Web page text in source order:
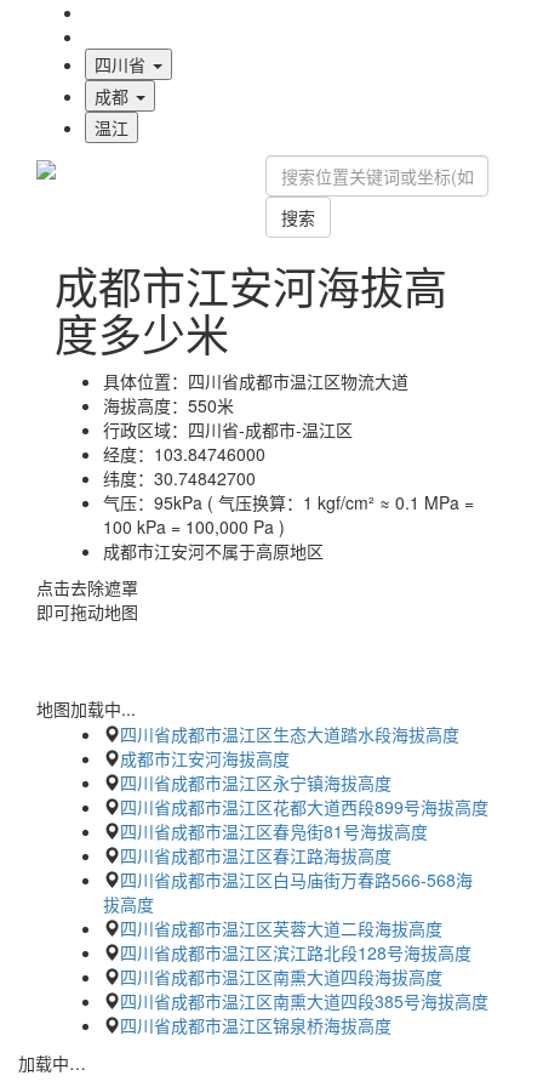
四川省
成都
温江
搜索
成都市江安河海拔高
度多少米
具体位置： 四川省成都市温江区物流大道
海拔高度： 550米
行政区域： 四川省-成都市-温江区
经度： 103.84746000
纬度： 30.74842700
气压： 95kPa ( 气压换算：1 kgf/cm² ≈ 0.1 MPa =
100 kPa = 100,000 Pa )
成都市江安河不属于高原地区
点击去除遮罩
即可拖动地图
地图加载中...
四川省成都市温江区生态大道踏水段海拔高度
成都市江安河海拔高度
四川省成都市温江区永宁镇海拔高度
四川省成都市温江区花都大道西段899号海拔高度
四川省成都市温江区春凫街81号海拔高度
四川省成都市温江区春江路海拔高度
四川省成都市温江区白马庙街万春路566-568海
拔高度
四川省成都市温江区芙蓉大道二段海拔高度
四川省成都市温江区滨江路北段128号海拔高度
四川省成都市温江区南熏大道四段海拔高度
四川省成都市温江区南熏大道四段385号海拔高度
四川省成都市温江区锦泉桥海拔高度
加载中…